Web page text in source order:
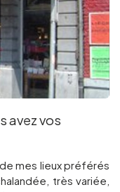
avez vos
de mes lieux préférés
très variée,